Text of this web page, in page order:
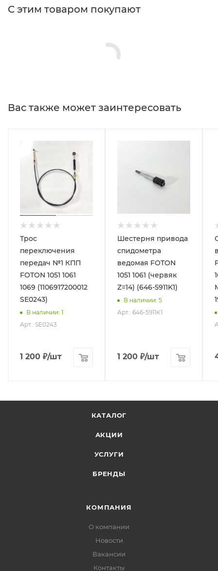
С этим товаром покупают
Вас также может заинтересовать
Трос
переключения
передач №1 КПП
FOTON 1051 1061
1069 (1106917200012
SE0243)
В наличии: 1
Арт.: SE0243
1 200 ₽/шт
Шестерня привода
спидометра
ведомая FOTON
1051 1061 (червяк
Z=14) (646-5911K1)
В наличии: 5
Арт.: 646-5911K1
1 200 ₽/шт
КАТАЛОГ
АКЦИИ
УСЛУГИ
БРЕНДЫ
КОМПАНИЯ
О компании
Новости
Вакансии
Контакты